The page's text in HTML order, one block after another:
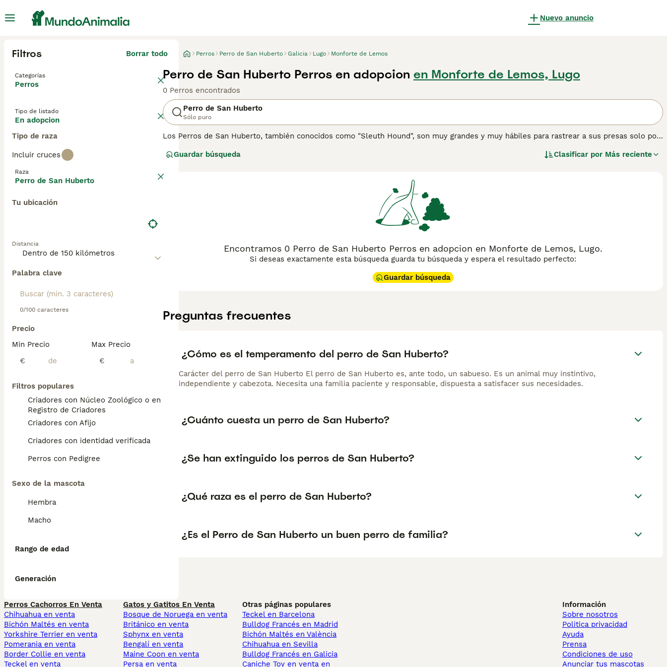
Nuevo anuncio
Filtros Borrar todo
Categorías
Perros
Tipo de listado
En adopcion
Tipo de raza
Incluir cruces
Raza
Perro de San Huberto
Tu ubicación
Distancia
Palabra clave
0/100 caracteres
Precio
Min Precio
€
Max Precio
€
Filtros populares
Criadores con Núcleo Zoológico o en el
Registro de Criadores
Criadores con Afijo
Criadores con identidad verificada
Perros con Pedigree
Sexo de la mascota
Hembra
Macho
Rango de edad
Generación
Perros Perro de San Huberto Galicia Lugo Monforte de Lemos
Perro de San Huberto Perros en adopcion en Monforte de Lemos, Lugo
0 Perros encontrados
Perro de San Huberto
Sólo puro
Los Perros de San Huberto, también conocidos como "Sleuth Hound", son muy grandes y muy hábiles para rastrear a sus presas solo por
los equipos de búsqueda y rescate y cazadores por igual por sus habilidades de rastreo.
Lee nuestra
Guardar búsqueda Clasificar por Más reciente
Encontramos 0 Perro de San Huberto Perros en adopcion en Monforte de Lemos, Lugo.
Si deseas exactamente esta búsqueda guarda tu búsqueda y espera el resultado perfecto:
Guardar búsqueda
Preguntas frecuentes
¿Cómo es el temperamento del perro de San Huberto?
Carácter del perro de San Huberto El perro de San Huberto es, ante todo, un sabueso. Es un animal muy instintivo,
independiente y cabezota. Necesita una familia paciente y responsable, dispuesta a satisfacer sus necesidades.
¿Cuánto cuesta un perro de San Huberto?
¿Se han extinguido los perros de San Huberto?
¿Qué raza es el perro de San Huberto?
¿Es el Perro de San Huberto un buen perro de familia?
Perros Cachorros En Venta
Chihuahua en venta
Bichón Maltés en venta
Yorkshire Terrier en venta
Pomerania en venta
Border Collie en venta
Teckel en venta
Gatos y Gatitos En Venta
Bosque de Noruega en venta
Británico en venta
Sphynx en venta
Bengalí en venta
Maine Coon en venta
Persa en venta
Otras páginas populares
Teckel en Barcelona
Bulldog Francés en Madrid
Bichón Maltés en València
Chihuahua en Sevilla
Bulldog Francés en Galicia
Caniche Toy en venta en
Información
Sobre nosotros
Politica privacidad
Ayuda
Prensa
Condiciones de uso
Anunciar tus mascotas